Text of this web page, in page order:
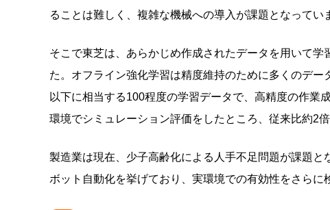
ることは難しく、複雑な機械への導入が課題となってい
そこで東芝は、あらかじめ作成されたデータを用いて
た。オフライン強化学習は精度維持のために多くのデ
以下に相当する100程度の学習データで、高精度の作業
環境でシミュレーション評価をしたところ、従来比約2
製造業は現在、少子高齢化による人手不足問題が課題
ボット自動化を挙げており、実環境での有効性をさら